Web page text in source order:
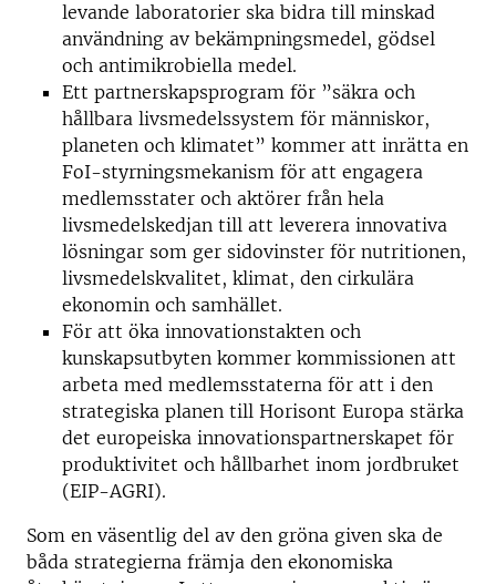
levande laboratorier ska bidra till minskad
användning av bekämpningsmedel, gödsel
och antimikrobiella medel.
Ett partnerskapsprogram för ”säkra och
hållbara livsmedelssystem för människor,
planeten och klimatet” kommer att inrätta en
FoI-styrningsmekanism för att engagera
medlemsstater och aktörer från hela
livsmedelskedjan till att leverera innovativa
lösningar som ger sidovinster för nutritionen,
livsmedelskvalitet, klimat, den cirkulära
ekonomin och samhället.
För att öka innovationstakten och
kunskapsutbyten kommer kommissionen att
arbeta med medlemsstaterna för att i den
strategiska planen till Horisont Europa stärka
det europeiska innovationspartnerskapet för
produktivitet och hållbarhet inom jordbruket
(EIP-AGRI).
Som en väsentlig del av den gröna given ska de
båda strategierna främja den ekonomiska